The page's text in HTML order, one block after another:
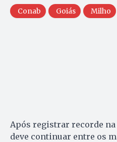
Conab Goiás Milho
Após registrar recorde na
deve continuar entre os